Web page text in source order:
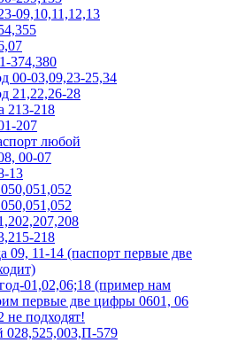
09,10,11,12,13
374,380
00-03,09,23-25,34
21,22,26-28
213-218
207
любой
00-07
13
218
09, 11-14 (паспорт первые две
01,02,06;18 (пример нам
первые две цифры 0601, 06
не подходят!
579